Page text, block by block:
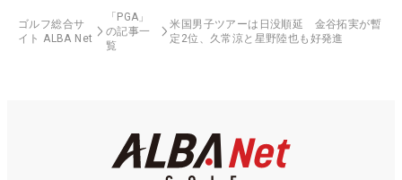
ゴルフ総合サ
イト ALBA Net
「PGA」
の記事一
覧
米国男子ツアーは日没順延 金谷拓実が暫
定2位、久常涼と星野陸也も好発進